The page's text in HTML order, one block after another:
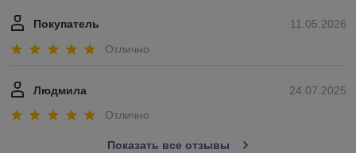
11.05.2026
Покупатель
Отлично
24.07.2025
Людмила
Отлично
Показать все отзывы